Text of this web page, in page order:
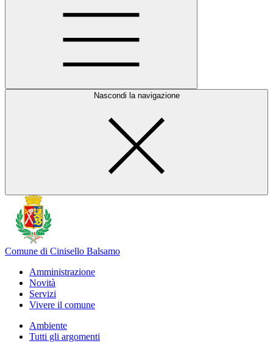
Nascondi la navigazione
Comune di Cinisello Balsamo
Amministrazione
Novità
Servizi
Vivere il comune
Ambiente
Tutti gli argomenti